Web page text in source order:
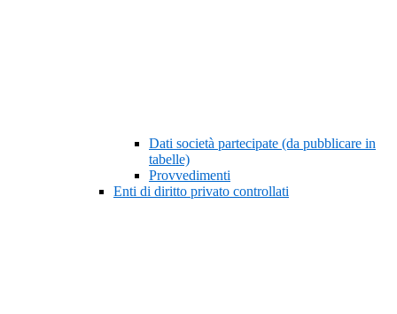
Dati società partecipate (da pubblicare in
tabelle)
Provvedimenti
Enti di diritto privato controllati